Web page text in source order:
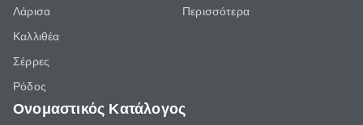
Λάρισα
Καλλιθέα
Σέρρες
Ρόδος
Περισσότερα
Ονομαστικός Κατάλογος